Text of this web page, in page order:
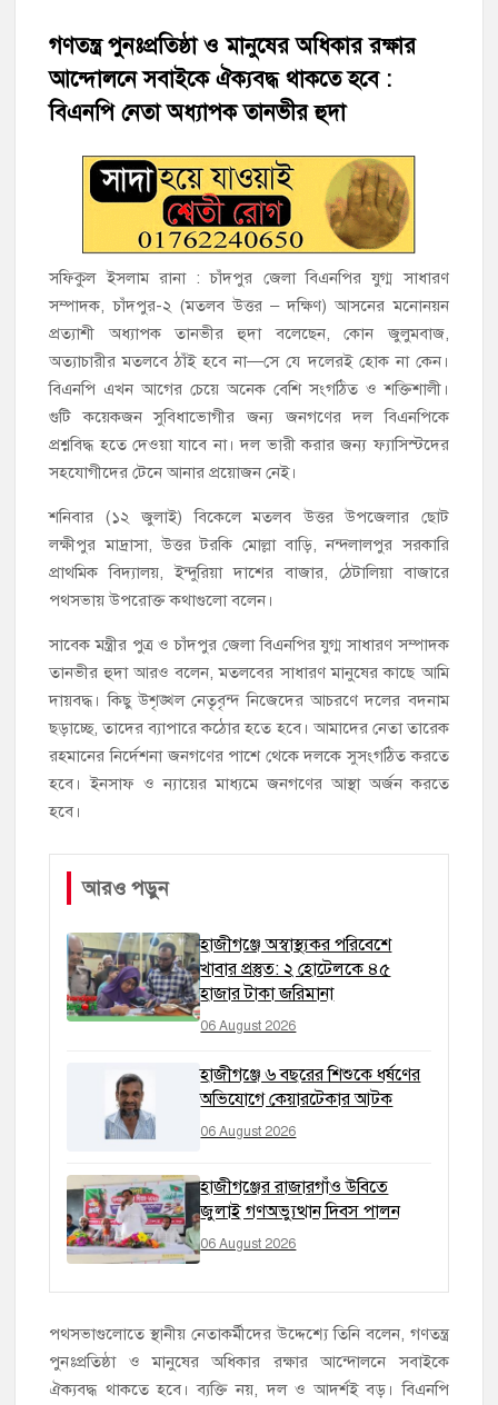
‘জনগণের ভোটে নির্বাচিত হয়ে ফরিদগঞ্জের উন্নয়নে কাজ করছি’ :
আলহাজ্ব এমএ হান্নান এমপি
নৌ পুলিশ ফাঁড়ির নাকের ডগায় কারেন্ট জালের দাপট, মতলবে প্রকাশ্যে
‘জনগণের হাতে রাষ্ট্রের মালিকানা ফিরিয়ে দিতে বিএনপি সরকার
মতলব উত্তরে সোনালী লাইফ ইন্সুইরেন্স কোম্পানী লিমিটেডের মরণোত্তর
চেক বিতরণ
হাজীগঞ্জ ডিগ্রি কলেজ গভীর শ্রদ্ধার সঙ্গে জুলাই গণঅভ্যুত্থানের সকল
শহীদকে স্মরণ
হাজীগঞ্জের যুবধারা সমবায় ক্ষুদ্রঋণ পুনরায় চালু করে মানুষের আমানতের
টাকা পরিশোধ করা হবে
গণতন্ত্র পুনঃপ্রতিষ্ঠা ও মানুষের অধিকার রক্ষার
আন্দোলনে সবাইকে ঐক্যবদ্ধ থাকতে হবে :
বিএনপি নেতা অধ্যাপক তানভীর হুদা
সফিকুল ইসলাম রানা : চাঁদপুর জেলা বিএনপির যুগ্ম সাধারণ
সম্পাদক, চাঁদপুর-২ (মতলব উত্তর – দক্ষিণ) আসনের মনোনয়ন
প্রত্যাশী অধ্যাপক তানভীর হুদা বলেছেন, কোন জুলুমবাজ,
অত্যাচারীর মতলবে ঠাঁই হবে না—সে যে দলেরই হোক না কেন।
বিএনপি এখন আগের চেয়ে অনেক বেশি সংগঠিত ও শক্তিশালী।
গুটি কয়েকজন সুবিধাভোগীর জন্য জনগণের দল বিএনপিকে
প্রশ্নবিদ্ধ হতে দেওয়া যাবে না। দল ভারী করার জন্য ফ্যাসিস্টদের
সহযোগীদের টেনে আনার প্রয়োজন নেই।
শনিবার (১২ জুলাই) বিকেলে মতলব উত্তর উপজেলার ছোট
লক্ষীপুর মাদ্রাসা, উত্তর টরকি মোল্লা বাড়ি, নন্দলালপুর সরকারি
প্রাথমিক বিদ্যালয়, ইন্দুরিয়া দাশের বাজার, ঠেটালিয়া বাজারে
পথসভায় উপরোক্ত কথাগুলো বলেন।
সাবেক মন্ত্রীর পুত্র ও চাঁদপুর জেলা বিএনপির যুগ্ম সাধারণ সম্পাদক
তানভীর হুদা আরও বলেন, মতলবের সাধারণ মানুষের কাছে আমি
দায়বদ্ধ। কিছু উশৃঙ্খল নেতৃবৃন্দ নিজেদের আচরণে দলের বদনাম
ছড়াচ্ছে, তাদের ব্যাপারে কঠোর হতে হবে। আমাদের নেতা তারেক
রহমানের নির্দেশনা জনগণের পাশে থেকে দলকে সুসংগঠিত করতে
হবে। ইনসাফ ও ন্যায়ের মাধ্যমে জনগণের আস্থা অর্জন করতে
হবে।
আরও পড়ুন
হাজীগঞ্জে অস্বাস্থ্যকর পরিবেশে
খাবার প্রস্তুত: ২ হোটেলকে ৪৫
হাজার টাকা জরিমানা
06 August 2026
হাজীগঞ্জে ৬ বছরের শিশুকে ধর্ষণের
অভিযোগে কেয়ারটেকার আটক
06 August 2026
হাজীগঞ্জের রাজারগাঁও উবিতে
জুলাই গণঅভ্যুত্থান দিবস পালন
06 August 2026
পথসভাগুলোতে স্থানীয় নেতাকর্মীদের উদ্দেশ্যে তিনি বলেন, গণতন্ত্র
পুনঃপ্রতিষ্ঠা ও মানুষের অধিকার রক্ষার আন্দোলনে সবাইকে
ঐক্যবদ্ধ থাকতে হবে। ব্যক্তি নয়, দল ও আদর্শই বড়। বিএনপি